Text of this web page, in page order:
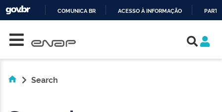
COMUNICA BR ACESSO À INFORMAÇÃO
Search